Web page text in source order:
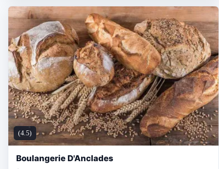
(4.5)
Boulangerie D'Anclades